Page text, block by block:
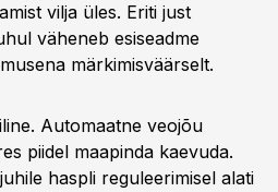
vilja üles. Eriti just
väheneb esiseadme
märkimisväärselt.
Automaatne veojõu
piidel maapinda kaevuda.
haspli reguleerimisel alati